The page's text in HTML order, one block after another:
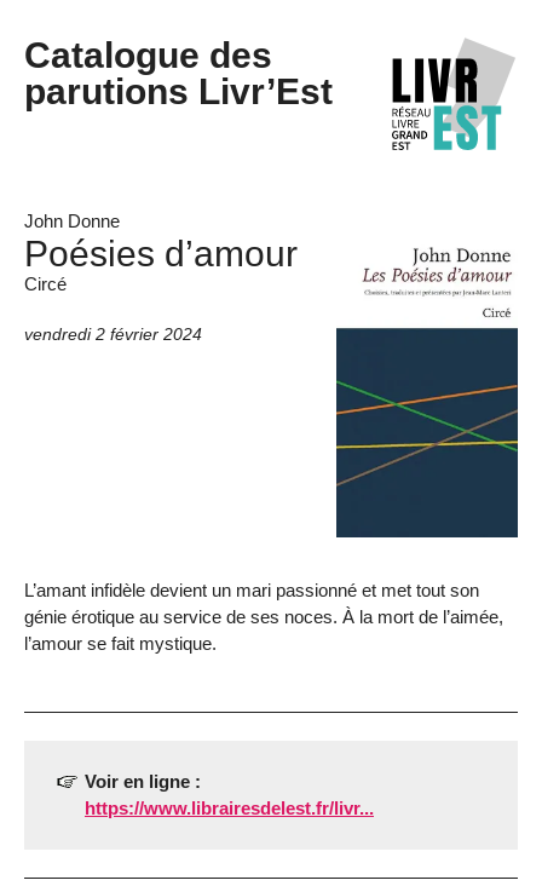
Catalogue des
parutions Livr’Est
John Donne
Poésies d’amour
Circé
vendredi 2 février 2024
L’amant infidèle devient un mari passionné et met tout son
génie érotique au service de ses noces. À la mort de l’aimée,
l’amour se fait mystique.
Voir en ligne :
https://www.librairesdelest.fr/livr...